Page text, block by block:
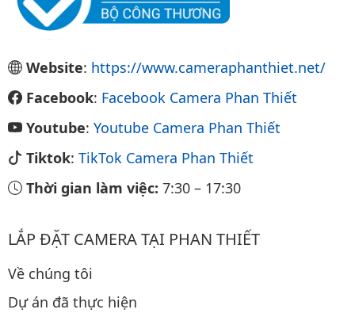
Website: https://www.cameraphanthiet.net/
Facebook: Facebook Camera Phan Thiết
Youtube: Youtube Camera Phan Thiết
Tiktok: TikTok Camera Phan Thiết
Thời gian làm việc: 7:30 – 17:30
LẮP ĐẶT CAMERA TẠI PHAN THIẾT
Về chúng tôi
Dự án đã thực hiện